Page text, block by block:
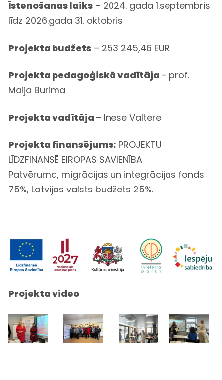
Īstenošanas laiks – 2024. gada 1.septembris
līdz 2026.gada 31. oktobris
Projekta budžets – 253 245,46 EUR
Projekta pedagoģiskā vadītāja – prof.
Maija Burima
Projekta vadītāja – Inese Valtere
Projekta finansējums: PROJEKTU
LĪDZFINANSĒ EIROPAS SAVIENĪBA
Patvēruma, migrācijas un integrācijas fonds
75%, Latvijas valsts budžets 25%.
Projekta video